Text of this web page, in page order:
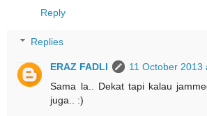
Reply
Replies
ERAZ FADLI
11 October 2013
Sama la.. Dekat tapi kalau
juga.. :)